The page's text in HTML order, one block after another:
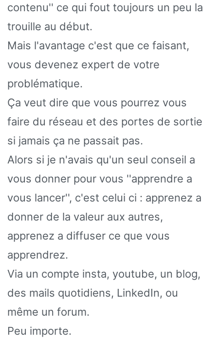
contenu'' ce qui fout toujours un peu la
trouille au début.
Mais l'avantage c'est que ce faisant,
vous devenez expert de votre
problématique.
Ça veut dire que vous pourrez vous
faire du réseau et des portes de sortie
si jamais ça ne passait pas.
Alors si je n'avais qu'un seul conseil a
vous donner pour vous ''apprendre a
vous lancer'', c'est celui ci : apprenez a
donner de la valeur aux autres,
apprenez a diffuser ce que vous
apprendrez.
Via un compte insta, youtube, un blog,
des mails quotidiens, LinkedIn, ou
même un forum.
Peu importe.